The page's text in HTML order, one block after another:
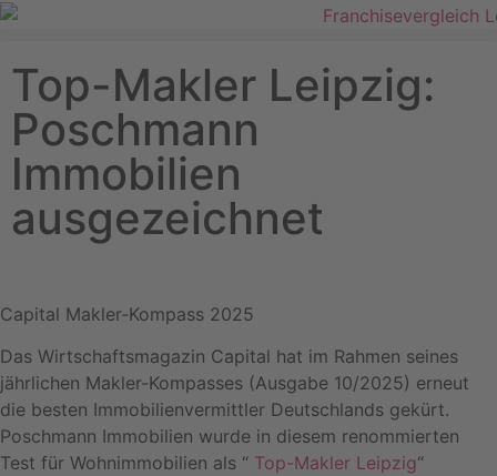
Top-Makler Leipzig:
Poschmann
Immobilien
ausgezeichnet
Capital Makler-Kompass 2025
Das Wirtschaftsmagazin Capital hat im Rahmen seines
jährlichen Makler-Kompasses (Ausgabe 10/2025) erneut
die besten Immobilienvermittler Deutschlands gekürt.
Poschmann Immobilien wurde in diesem renommierten
Test für Wohnimmobilien als “ Top-Makler Leipzig“